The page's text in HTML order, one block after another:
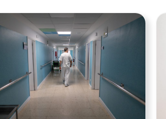
Ver noticia